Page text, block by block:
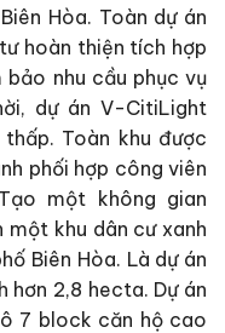
Hòa. Toàn dự án
hoàn thiện tích hợp
nhu cầu phục vụ
dự án V-CitiLight
Toàn khu được
phối hợp công viên
một không gian
khu dân cư xanh
Biên Hòa. Là dự án
hơn 2,8 hecta. Dự án
7 block căn hộ cao